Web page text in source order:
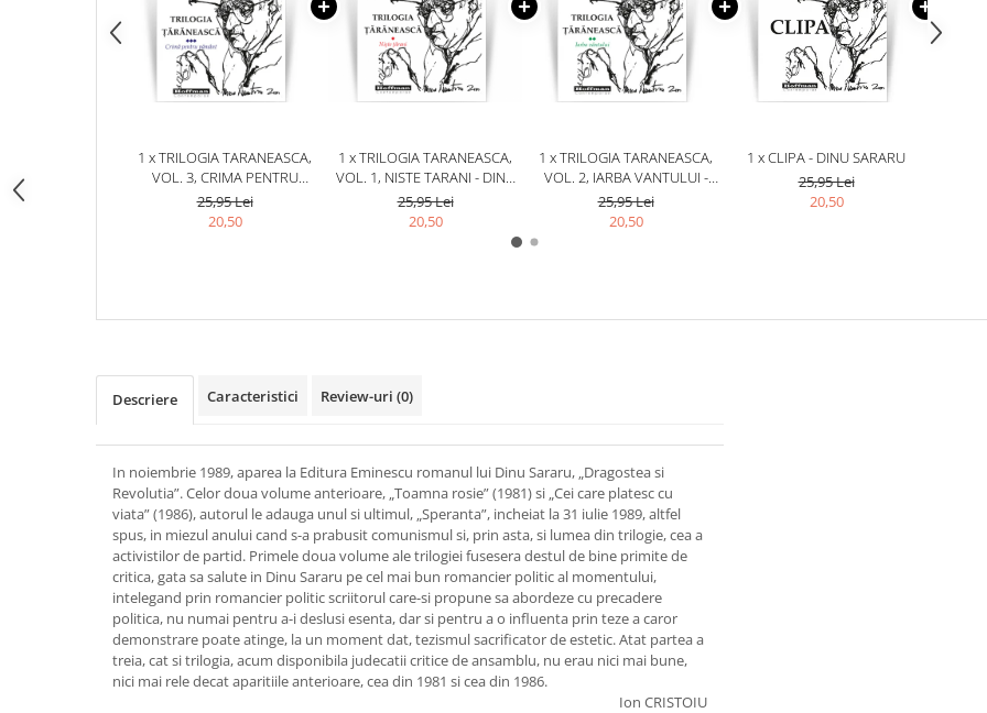
1 x TRILOGIA TARANEASCA,
VOL. 3, CRIMA PENTRU
PAMANT - DINU SARARU
25,95 Lei
20,50
1 x TRILOGIA TARANEASCA,
VOL. 1, NISTE TARANI - DINU
SARARU
25,95 Lei
20,50
1 x TRILOGIA TARANEASCA,
VOL. 2, IARBA VANTULUI -
DINU SARARU
25,95 Lei
20,50
1 x CLIPA - DINU SARARU
25,95 Lei
20,50
Descriere Caracteristici Review-uri (0)
In noiembrie 1989, aparea la Editura Eminescu romanul lui Dinu Sararu, „Dragostea si
Revolutia”. Celor doua volume anterioare, „Toamna rosie” (1981) si „Cei care platesc cu
viata” (1986), autorul le adauga unul si ultimul, „Speranta”, incheiat la 31 iulie 1989, altfel
spus, in miezul anului cand s-a prabusit comunismul si, prin asta, si lumea din trilogie, cea a
activistilor de partid. Primele doua volume ale trilogiei fusesera destul de bine primite de
critica, gata sa salute in Dinu Sararu pe cel mai bun romancier politic al momentului,
intelegand prin romancier politic scriitorul care-si propune sa abordeze cu precadere
politica, nu numai pentru a-i deslusi esenta, dar si pentru a o influenta prin teze a caror
demonstrare poate atinge, la un moment dat, tezismul sacrificator de estetic. Atat partea a
treia, cat si trilogia, acum disponibila judecatii critice de ansamblu, nu erau nici mai bune,
nici mai rele decat aparitiile anterioare, cea din 1981 si cea din 1986.
Ion CRISTOIU